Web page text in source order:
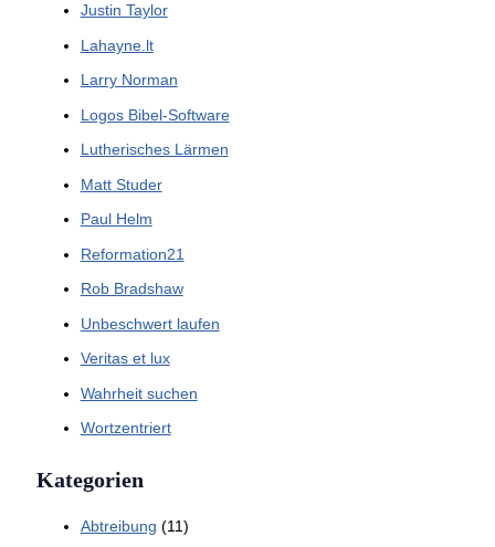
Justin Taylor
Lahayne.lt
Larry Norman
Logos Bibel-Software
Lutherisches Lärmen
Matt Studer
Paul Helm
Reformation21
Rob Bradshaw
Unbeschwert laufen
Veritas et lux
Wahrheit suchen
Wortzentriert
Kategorien
Abtreibung (11)